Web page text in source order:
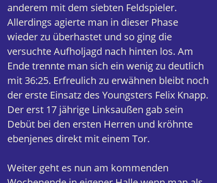
anderem mit dem siebten Feldspieler.
Allerdings agierte man in dieser Phase
wieder zu überhastet und so ging die
versuchte Aufholjagd nach hinten los. Am
Ende trennte man sich ein wenig zu deutlich
mit 36:25. Erfreulich zu erwähnen bleibt noch
der erste Einsatz des Youngsters Felix Knapp.
Der erst 17 jährige Linksaußen gab sein
Debüt bei den ersten Herren und kröhnte
ebenjenes direkt mit einem Tor.
Weiter geht es nun am kommenden